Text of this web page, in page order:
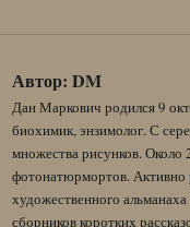
Автор: DM
Дан Маркович родился 9
биохимик, энзимолог. С
множества рисунков.
фотонатюрмортов. Активно
художественного
сборников коротких